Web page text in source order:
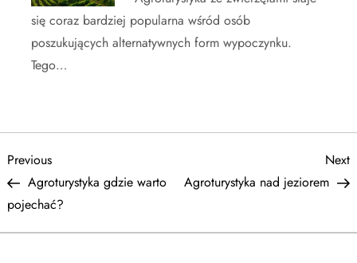
się coraz bardziej popularna wśród osób
poszukujących alternatywnych form wypoczynku.
Tego…
N
a
w
Previous
Post
Previous
Agroturystyka gdzie warto
pojechać?
Next
Agroturystyka nad jeziorem